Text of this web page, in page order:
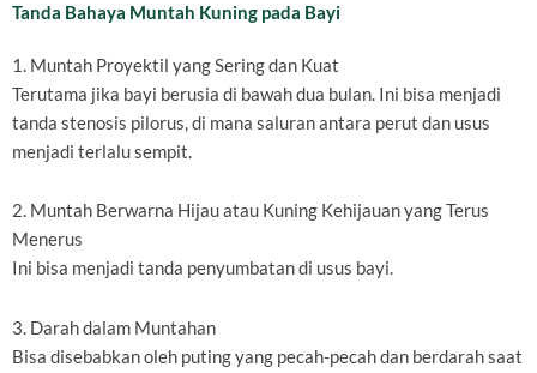
Tanda Bahaya Muntah Kuning pada Bayi
1. Muntah Proyektil yang Sering dan Kuat
Terutama jika bayi berusia di bawah dua bulan. Ini bisa menjadi
tanda stenosis pilorus, di mana saluran antara perut dan usus
menjadi terlalu sempit.
2. Muntah Berwarna Hijau atau Kuning Kehijauan yang Terus
Menerus
Ini bisa menjadi tanda penyumbatan di usus bayi.
3. Darah dalam Muntahan
Bisa disebabkan oleh puting yang pecah-pecah dan berdarah saat